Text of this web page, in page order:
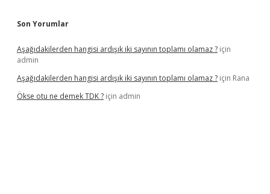
Son Yorumlar
Aşağıdakilerden hangisi ardışık iki sayının toplamı olamaz ? için
admin
Aşağıdakilerden hangisi ardışık iki sayının toplamı olamaz ? için Rana
Ökse otu ne demek TDK ? için admin